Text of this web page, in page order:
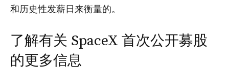
和历史性发薪日来衡量的。
了解有关 SpaceX 首次公开募股
的更多信息